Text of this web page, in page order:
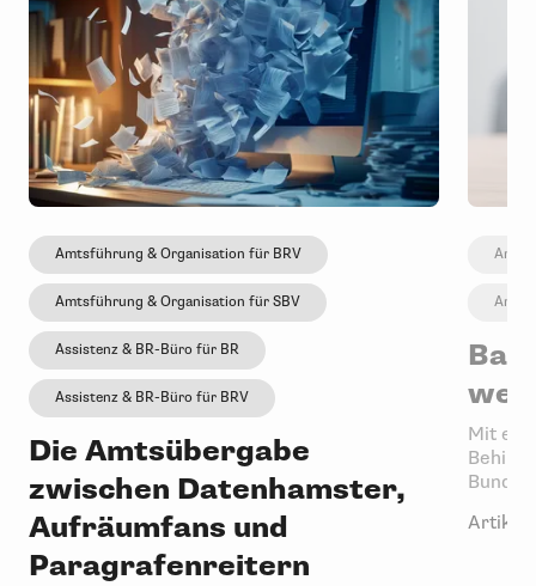
Amtsführung & Organisation für BRV
Amtsführung & Organisation für SBV
Assistenz & BR-Büro für BR
Assistenz & BR-Büro für BRV
Die Amtsübergabe
zwischen Datenhamster,
Aufräumfans und
Paragrafenreitern
Mit
Artikel